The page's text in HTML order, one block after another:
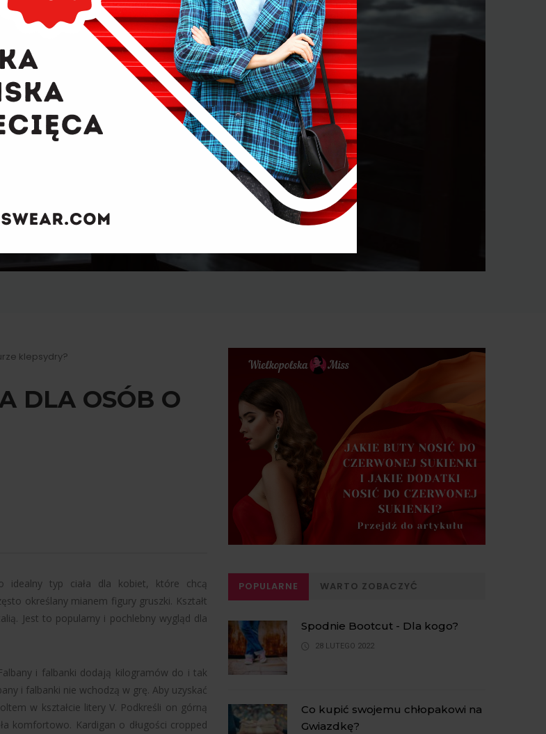
klepsydry?
DLA OSÓB O
idealny typ ciała dla kobiet, które chcą
określany mianem figury gruszki. Kształt
Jest to popularny i pochlebny wygląd dla
i falbanki dodają kilogramów do i tak
i falbanki nie wchodzą w grę. Aby uzyskać
w kształcie litery V. Podkreśli on górną
komfortowo. Kardigan o długości cropped
POPULARNE WARTO ZOBACZYĆ
Spodnie Bootcut - Dla kogo?
28 LUTEGO 2022
Co kupić swojemu chłopakowi na
Gwiazdkę?